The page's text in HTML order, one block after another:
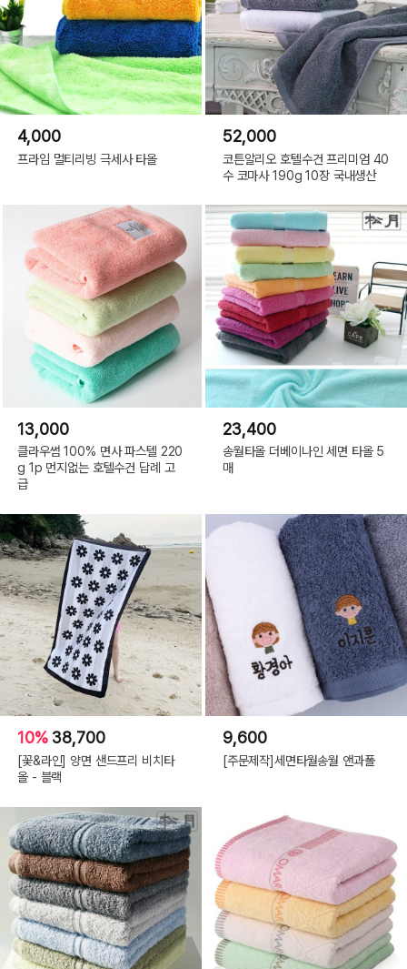
4,000
프라임 멀티리빙 극세사 타올
52,000
코튼알리오 호텔수건 프리미엄 40
수 코마사 190g 10장 국내생산
13,000
클라우썸 100% 면사 파스텔 220
g 1p 먼지없는 호텔수건 답례 고
급
23,400
송월타올 더베이나인 세면 타올 5
매
10% 38,700
[꽃&라인] 양면 샌드프리 비치타
올 - 블랙
9,600
[주문제작]세면타월송월 앤과폴